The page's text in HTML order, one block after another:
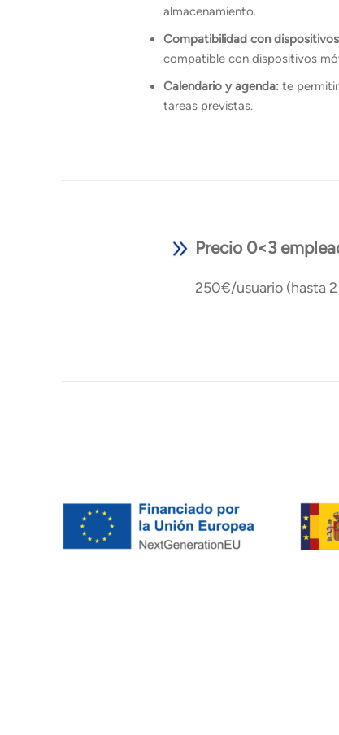
almacenamiento.
Compatibilidad con
compatible con dispositivos
Calendario y agenda:te
tareas previstas.
Precio 0<3
250€/usuario (hasta